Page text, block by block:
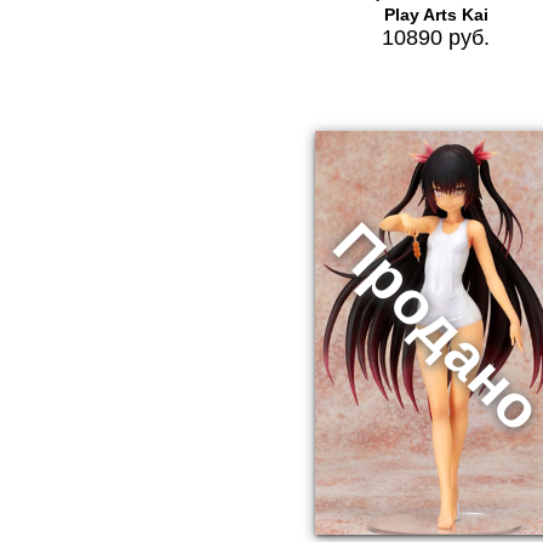
Play Arts Kai
10890 руб.